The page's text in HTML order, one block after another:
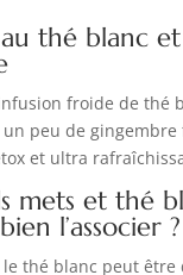
thé blanc et
froide de thé
peu de
et ultra
mets et thé
l’associer ?
thé blanc peut être